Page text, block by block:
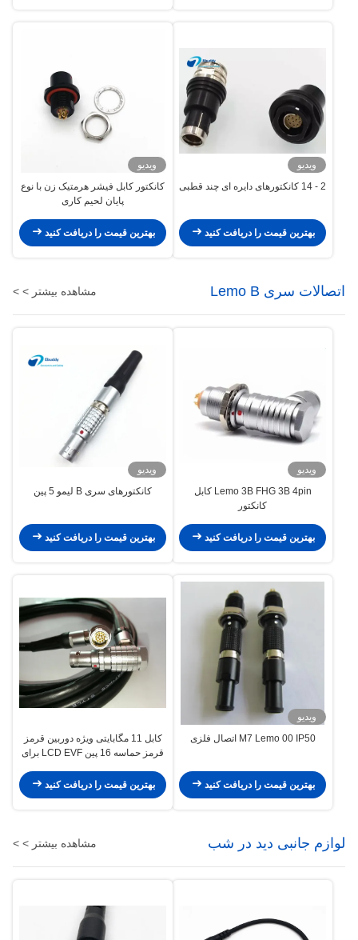
ویدیو
2 - 14 کانکتورهای دایره ای چند قطبی
بهترین قیمت را دریافت کنید
ویدیو
کانکتور کابل فیشر هرمتیک زن با نوع
پایان لحیم کاری
بهترین قیمت را دریافت کنید
اتصالات سری Lemo B مشاهده بیشتر > >
ویدیو
Lemo 3B FHG 3B 4pin کابل
کانکتور
بهترین قیمت را دریافت کنید
ویدیو
کانکتورهای سری B لیمو 5 پین
بهترین قیمت را دریافت کنید
ویدیو
M7 Lemo 00 IP50 اتصال فلزی
بهترین قیمت را دریافت کنید
کابل 11 مگابایتی ویژه دوربین قرمز
قرمز حماسه 16 پین LCD EVF برای
بهترین قیمت را دریافت کنید
لوازم جانبی دید در شب مشاهده بیشتر > >